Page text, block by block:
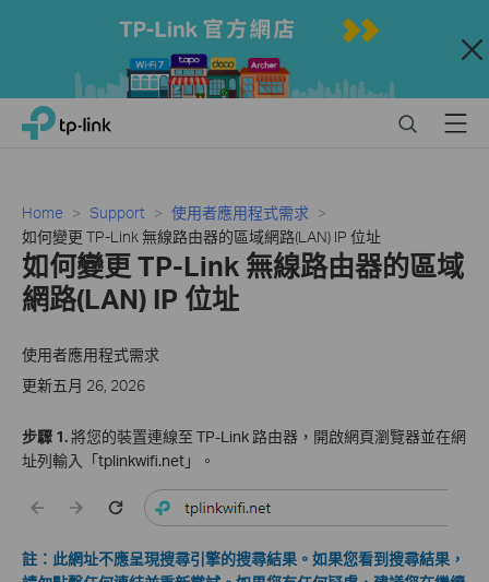
Close
Click
navigation
bar
TP-Link, Reliably Smart SearchMenu
Home Support
使用者應用程式需求
如何變更 TP-Link 無線路由器的區域網路(LAN) IP 位址
如何變更 TP-Link 無線路由器的區域
網路(LAN) IP 位址
使用者應用程式需求
更新五月 26, 2026
步驟 1.將您的裝置連線至 TP-Link 路由器，開啟網頁瀏覽器並在網
址列輸入「tplinkwifi.net」。
註：此網址不應呈現搜尋引擎的搜尋結果。如果您看到搜尋結果，